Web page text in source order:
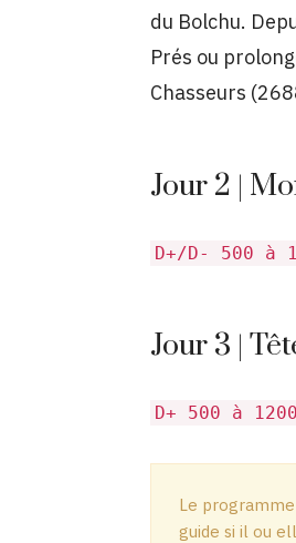
du Bolchu.
Prés ou
Chasseurs
Jour 2 |
D+/D- 500 à
Jour 3 |
D+ 500 à
Le
guide si il ou